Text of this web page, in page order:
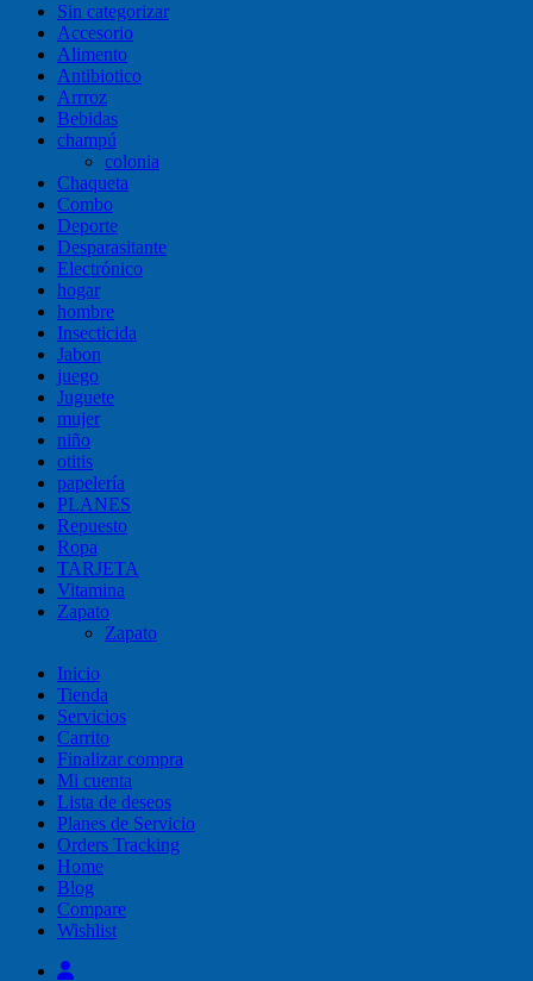
Sin categorizar
Accesorio
Alimento
Antibiotico
Arrroz
Bebidas
champú
colonia
Chaqueta
Combo
Deporte
Desparasitante
Electrónico
hogar
hombre
Insecticida
Jabon
juego
Juguete
mujer
niño
otitis
papelería
PLANES
Repuesto
Ropa
TARJETA
Vitamina
Zapato
Zapato
Inicio
Tienda
Servicios
Carrito
Finalizar compra
Mi cuenta
Lista de deseos
Planes de Servicio
Orders Tracking
Home
Blog
Compare
Wishlist